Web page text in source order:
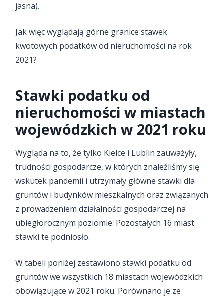
jasna).
Jak więc wyglądają górne granice stawek
kwotowych podatków od nieruchomości na rok
2021?
Stawki podatku od
nieruchomości w miastach
wojewódzkich w 2021 roku
Wygląda na to, że tylko Kielce i Lublin zauważyły,
trudności gospodarcze, w których znaleźliśmy się
wskutek pandemii i utrzymały główne stawki dla
gruntów i budynków mieszkalnych oraz związanych
z prowadzeniem działalności gospodarczej na
ubiegłorocznym poziomie. Pozostałych 16 miast
stawki te podniosło.
W tabeli poniżej zestawiono stawki podatku od
gruntów we wszystkich 18 miastach wojewódzkich
obowiązujące w 2021 roku. Porównano je ze